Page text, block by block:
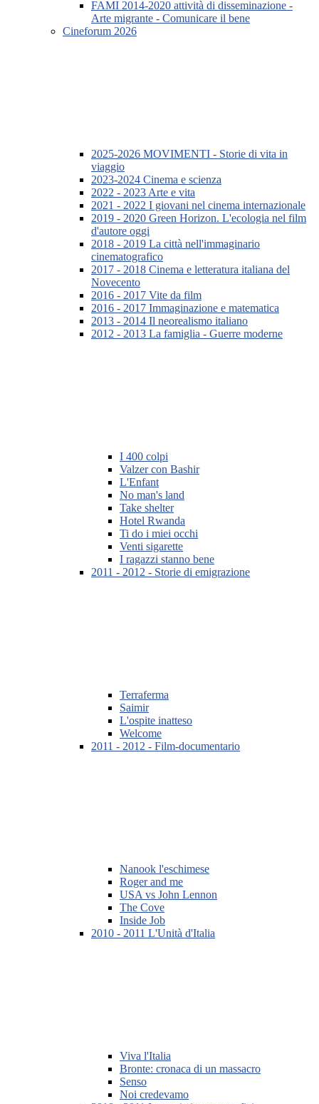
FAMI 2014-2020 attività di disseminazione -
Arte migrante - Comunicare il bene
Cineforum 2026
2025-2026 MOVIMENTI - Storie di vita in
viaggio
2023-2024 Cinema e scienza
2022 - 2023 Arte e vita
2021 - 2022 I giovani nel cinema internazionale
2019 - 2020 Green Horizon. L'ecologia nel film
d'autore oggi
2018 - 2019 La città nell'immaginario
cinematografico
2017 - 2018 Cinema e letteratura italiana del
Novecento
2016 - 2017 Vite da film
2016 - 2017 Immaginazione e matematica
2013 - 2014 Il neorealismo italiano
2012 - 2013 La famiglia - Guerre moderne
I 400 colpi
Valzer con Bashir
L'Enfant
No man's land
Take shelter
Hotel Rwanda
Ti do i miei occhi
Venti sigarette
I ragazzi stanno bene
2011 - 2012 - Storie di emigrazione
Terraferma
Saimir
L'ospite inatteso
Welcome
2011 - 2012 - Film-documentario
Nanook l'eschimese
Roger and me
USA vs John Lennon
The Cove
Inside Job
2010 - 2011 L'Unità d'Italia
Viva l'Italia
Bronte: cronaca di un massacro
Senso
Noi credevamo